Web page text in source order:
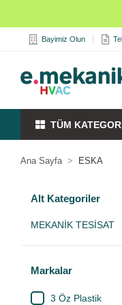
Bayimiz Olun
TÜM
Ana Sayfa ESKA
Alt Kategoriler
MEKANİK TESİSAT
Markalar
3 Öz Plastik